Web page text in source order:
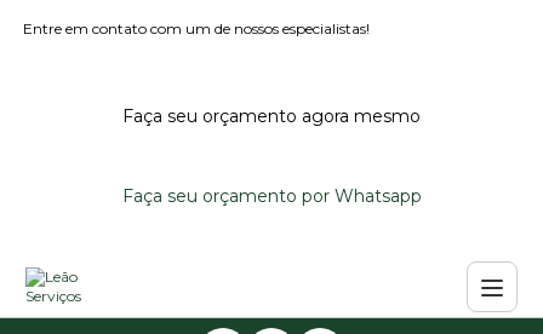
Entre em contato com um de nossos especialistas!
Faça seu orçamento agora mesmo
Faça seu orçamento por Whatsapp